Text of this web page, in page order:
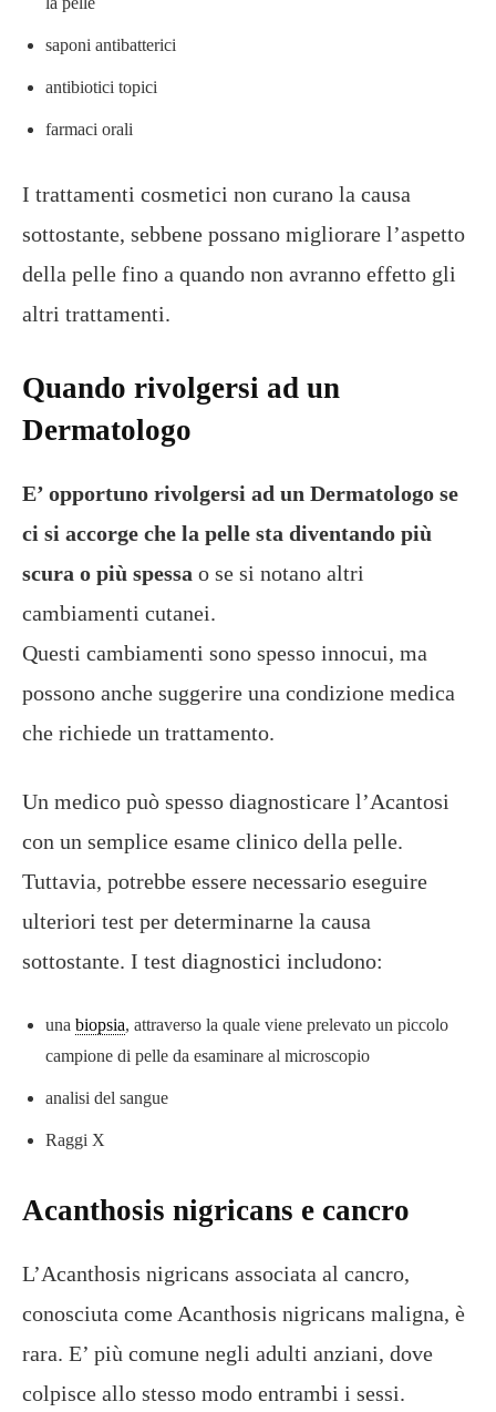
saponi antibatterici
antibiotici topici
farmaci orali
I trattamenti cosmetici non curano la causa
sottostante, sebbene possano migliorare l’aspetto
della pelle fino a quando non avranno effetto gli
altri trattamenti.
Quando rivolgersi ad un
Dermatologo
E’ opportuno rivolgersi ad un Dermatologo se
ci si accorge che la pelle sta diventando più
scura o più spessa o se si notano altri
cambiamenti cutanei.
Questi cambiamenti sono spesso innocui, ma
possono anche suggerire una condizione medica
che richiede un trattamento.
Un medico può spesso diagnosticare l’Acantosi
con un semplice esame clinico della pelle.
Tuttavia, potrebbe essere necessario eseguire
ulteriori test per determinarne la causa
sottostante. I test diagnostici includono:
una biopsia, attraverso la quale viene prelevato un piccolo
campione di pelle da esaminare al microscopio
analisi del sangue
Raggi X
Acanthosis nigricans e cancro
L’Acanthosis nigricans associata al cancro,
conosciuta come Acanthosis nigricans maligna, è
rara. E’ più comune negli adulti anziani, dove
colpisce allo stesso modo entrambi i sessi.